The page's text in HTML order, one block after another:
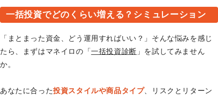
一括投資でどのくらい増える？シミュレーション
「まとまった資金、どう運用すればいい？」そんな悩みを感じ
たら、まずはマネイロの「一括投資診断 」を試してみません
か。
あなたに合った投資スタイルや商品タイプ、リスクとリターン